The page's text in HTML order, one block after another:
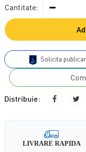
Cantitate:
Solicita
Distribuie:
LIVRARE RAPIDA